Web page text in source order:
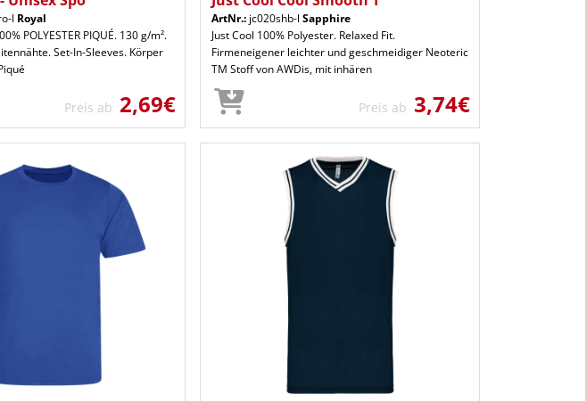
l Royal
POLYESTER PIQUÉ. 130 g/m².
Set-In-Sleeves. Körper
Preis ab 2,69€
ArtNr.: jc020shb-l Sapphire
Just Cool 100% Polyester. Relaxed Fit.
Firmeneigener leichter und geschmeidiger Neoteric
TM Stoff von AWDis, mit inhären
Preis ab 3,74€